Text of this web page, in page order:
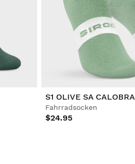
S1 OLIVE SA CALOBRA
Fahrradsocken
$24.95